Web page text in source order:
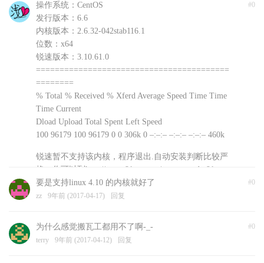
#0
操作系统：CentOS
发行版本：6.6
内核版本：2.6.32-042stab116.1
位数：x64
锐速版本：3.10.61.0
=========================================
========
% Total % Received % Xferd Average Speed Time Time
Time Current
Dload Upload Total Spent Left Speed
100 96179 100 96179 0 0 306k 0 –:–:– –:–:– –:–:– 460k
锐速暂不支持该内核，程序退出.自动安装判断比较严
格，你可以到http://www.91yun.org/serverspeeder91yun
手动下载安装文件尝试不同版本
浅爱 9年前 (2017-04-18) 回复
#0
要是支持linux 4.10 的内核就好了
zz 9年前 (2017-04-17) 回复
#0
为什么感觉搬瓦工都用不了啊-_-
terry 9年前 (2017-04-12) 回复